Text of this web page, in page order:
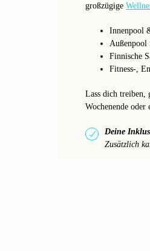
großzügige
Innenpool
Außenpool
Finnische
Fitness-,
Lass dich treiben,
Wochenende oder
Deine
Zusätzlich